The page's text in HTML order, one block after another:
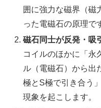
囲に強力な磁界（磁
った電磁石の原理で
磁石同士が反発・吸
コイルのほかに「永
ル（電磁石）から出
極とS極で引き合う
現象を起こします。